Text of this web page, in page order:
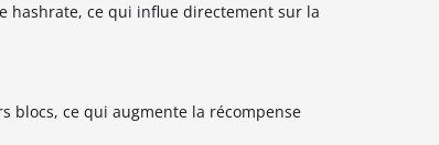
hashrate, ce qui influe directement sur la
blocs, ce qui augmente la récompense